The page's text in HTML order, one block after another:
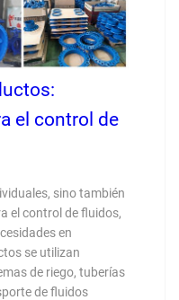
el control de
sino también
el control de fluidos,
en
se utilizan
de riego, tuberías
de fluidos